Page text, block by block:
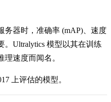
务器时，准确率 (mAP)、速度
Ultralytics 模型以其在训练
速度而闻名。
上评估的模型。